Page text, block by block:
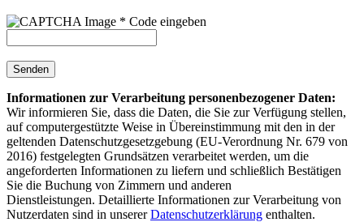
* Code eingeben
Senden
Informationen zur Verarbeitung personenbezogener Daten:
Wir informieren Sie, dass die Daten, die Sie zur Verfügung stellen,
auf computergestützte Weise in Übereinstimmung mit den in der
geltenden Datenschutzgesetzgebung (EU-Verordnung Nr. 679 von
2016) festgelegten Grundsätzen verarbeitet werden, um die
angeforderten Informationen zu liefern und schließlich Bestätigen
Sie die Buchung von Zimmern und anderen
Dienstleistungen. Detaillierte Informationen zur Verarbeitung von
Nutzerdaten sind in unsererDatenschutzerklärung enthalten.